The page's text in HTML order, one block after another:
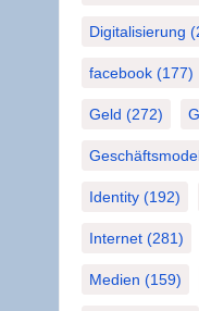
Digitalisierung
facebook (177)
Geld (272)
Identity (192)
Internet (281)
Medien (159)